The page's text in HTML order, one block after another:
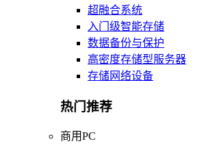
超融合系统
入门级智能存储
数据备份与保护
高密度存储型服务器
存储网络设备
热门推荐
商用PC